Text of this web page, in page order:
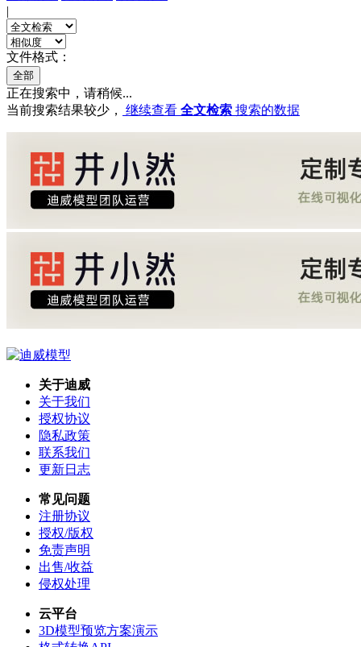
|
文件格式：
全部
正在搜索中，请稍候...
当前搜索结果较少，
继续查看 全文检索 搜索的数据
关于迪威
关于我们
授权协议
隐私政策
联系我们
更新日志
常见问题
注册协议
授权/版权
免责声明
出售/收益
侵权处理
云平台
3D模型预览方案演示